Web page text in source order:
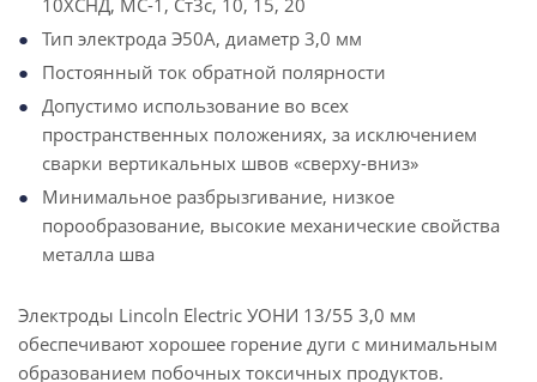
10ХСНД, МС-1, Ст3с, 10, 15, 20
Тип электрода Э50А, диаметр 3,0 мм
Постоянный ток обратной полярности
Допустимо использование во всех
пространственных положениях, за исключением
сварки вертикальных швов «сверху-вниз»
Минимальное разбрызгивание, низкое
порообразование, высокие механические свойства
металла шва
Электроды Lincoln Electric УОНИ 13/55 3,0 мм
обеспечивают хорошее горение дуги с минимальным
образованием побочных токсичных продуктов.